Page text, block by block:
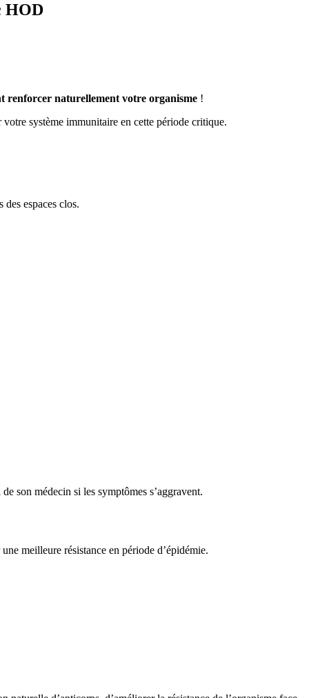
HOD
renforcer naturellement votre organisme !
votre système immunitaire en cette période critique.
espaces clos.
son médecin si les symptômes s’aggravent.
meilleure résistance en période d’épidémie.